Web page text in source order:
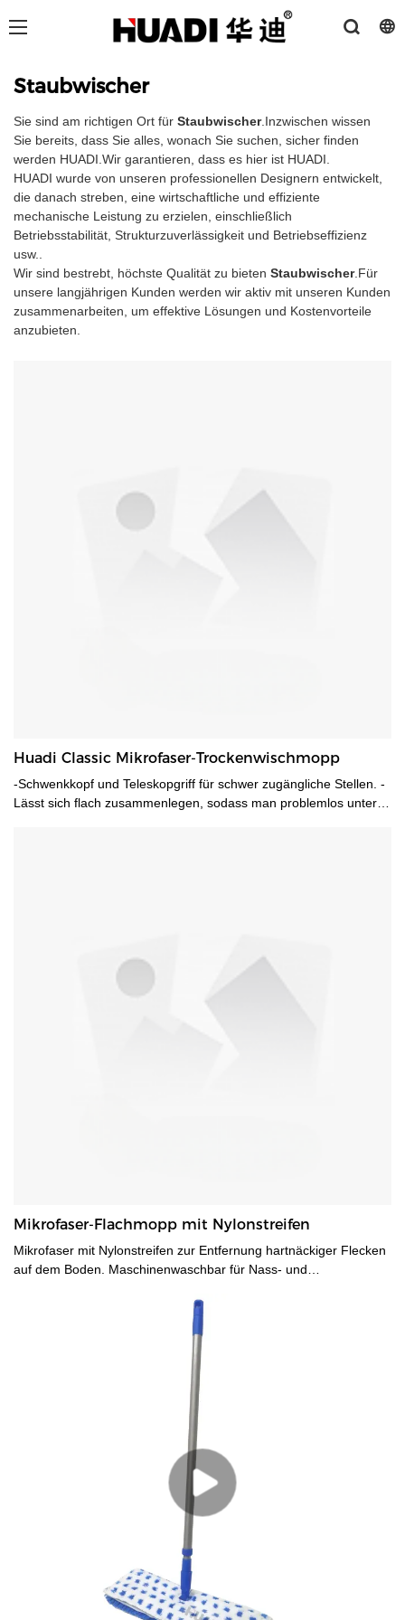
Staubwischer
Sie sind am richtigen Ort für Staubwischer.Inzwischen wissen
Sie bereits, dass Sie alles, wonach Sie suchen, sicher finden
werden HUADI.Wir garantieren, dass es hier ist HUADI.
HUADI wurde von unseren professionellen Designern entwickelt,
die danach streben, eine wirtschaftliche und effiziente
mechanische Leistung zu erzielen, einschließlich
Betriebsstabilität, Strukturzuverlässigkeit und Betriebseffizienz
usw..
Wir sind bestrebt, höchste Qualität zu bieten Staubwischer.Für
unsere langjährigen Kunden werden wir aktiv mit unseren Kunden
zusammenarbeiten, um effektive Lösungen und Kostenvorteile
anzubieten.
Huadi Classic Mikrofaser-Trockenwischmopp
-Schwenkkopf und Teleskopgriff für schwer zugängliche Stellen. -
Lässt sich flach zusammenlegen, sodass man problemlos unter
Mikrofaser-Flachmopp mit Nylonstreifen
Mikrofaser mit Nylonstreifen zur Entfernung hartnäckiger Flecken
auf dem Boden. Maschinenwaschbar für Nass- und
teleskopierbar, hat einen Durchmesser von 22/25 mm und lässt
sich bis zu 120 cm ausziehen, sodass man ohne Bücken arbeiten
kann. - Kunststoff-Mopphalter mit schwenkbarem Kopf; die
Moppbezüge lassen sich einfach per Fußdruck auf- und